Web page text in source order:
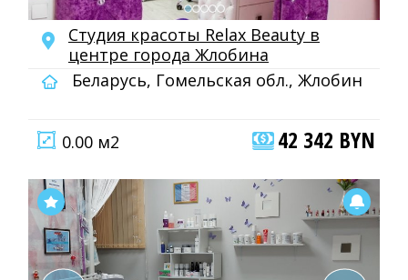
Студия красоты Relax Beauty в
центре города Жлобина
Беларусь, Гомельская обл., Жлобин
0.00 м2 42 342 BYN